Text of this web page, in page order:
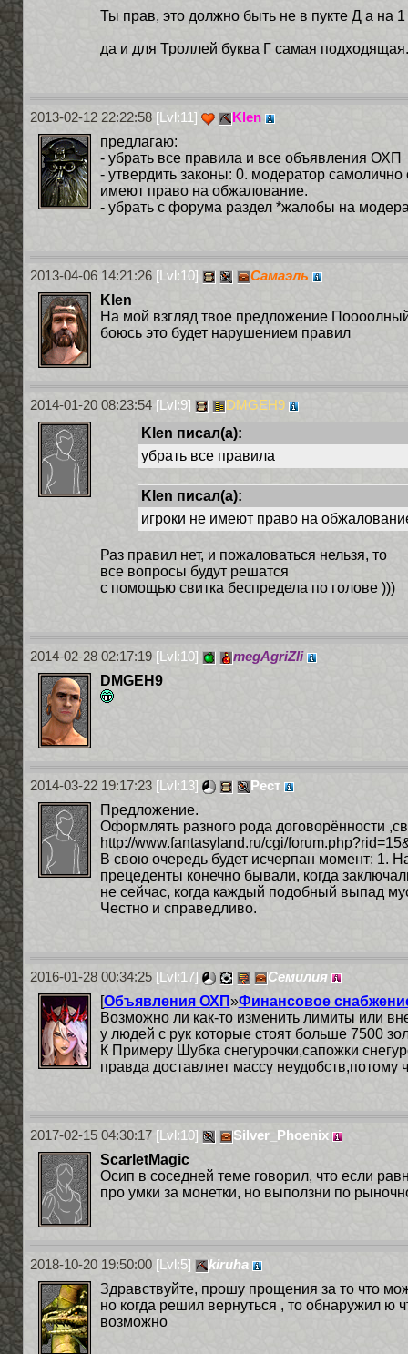
Ты прав, это должно быть не в пукте Д а на
да и для Троллей буква Г самая подходящая.
2013-02-12 22:22:58[Lvl:11]
Klen
предлагаю:
- убрать все правила и все объявления ОХП
- утвердить законы: 0. модератор
имеют право на обжалование.
- убрать с форума раздел *жалобы на
2013-04-06 14:21:26[Lvl:10]
Самаэль
Klen
На мой взгляд твое предложение
боюсь это будет нарушением правил
2014-01-20 08:23:54[Lvl:9]
DMGEH9
Klen писал(а):
убрать все правила
Klen писал(а):
игроки не имеют право на
Раз правил нет, и пожаловаться нельзя, то
все вопросы будут решатся
с помощью свитка беспредела по голове )))
2014-02-28 02:17:19[Lvl:10]
megAgriZli
DMGEH9
2014-03-22 19:17:23[Lvl:13]
Рест
Предложение.
Оформлять разного рода договорённости
http://www.fantasyland.ru/cgi/
В свою очередь будет исчерпан момент: 1.
прецеденты конечно бывали, когда
не сейчас, когда каждый подобный выпад
Честно и справедливо.
2016-01-28 00:34:25[Lvl:17]
Семилия
[Объявления ОХП»Финансовое
Возможно ли как-то изменить лимиты или
у людей с рук которые стоят больше 7500
К Примеру Шубка снегурочки,сапожки
правда доставляет массу
2017-02-15 04:30:17[Lvl:10]
Silver_Phoenix
ScarletMagic
Осип в соседней теме говорил, что если
про умки за монетки, но выползни по
2018-10-20 19:50:00[Lvl:5]
kiruha
Здравствуйте, прошу прощения за то что
но когда решил вернуться , то обнаружил ю
возможно